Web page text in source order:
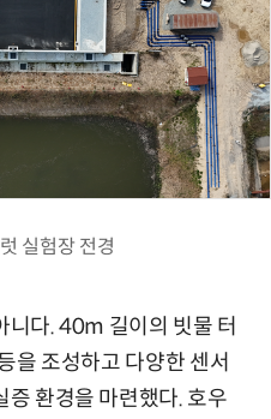
실험장 전경
니다. 40m 길이의 빗물 터
을 조성하고 다양한 센서
증 환경을 마련했다. 호우